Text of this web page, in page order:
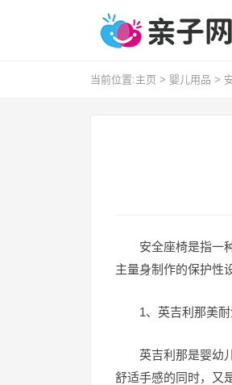
当前位置:主页 > 婴儿用品 >
安全座椅是指一
主量身制作的保护性
1、英吉利那美
英吉利那是婴幼
舒适手感的同时，又